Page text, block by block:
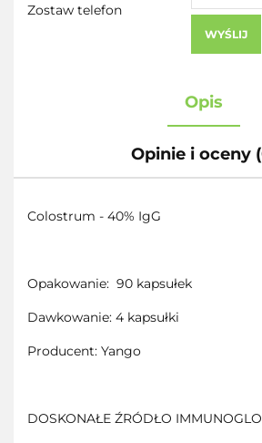
Zostaw telefon
WYŚLIJ
Opis
Opinie i oceny
Colostrum - 40% IgG
Opakowanie: 90 kapsułek
Dawkowanie: 4 kapsułki
Producent: Yango
DOSKONAŁE ŹRÓDŁO